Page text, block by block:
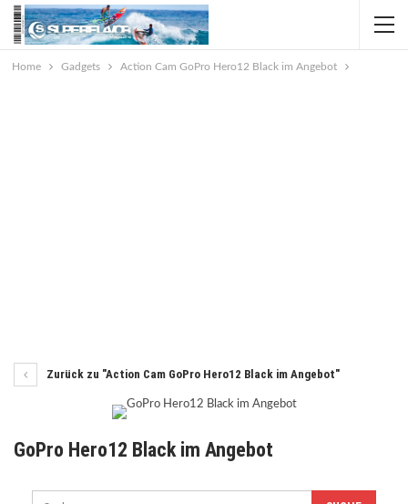
Home Gadgets Action Cam GoPro Hero12 Black im Angebot
Zurück zu "Action Cam GoPro Hero12 Black im Angebot"
GoPro Hero12 Black im Angebot